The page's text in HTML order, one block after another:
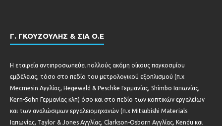
Γ. ΓΚΟΥΖΟΥΛΗΣ & ΣΙΑ Ο.Ε
Η εταιρεία αντιπροσωπεύει πολλούς ακόμη οίκους παγκοσμίου
εμβέλειας, τόσο στο πεδίο του μετρολογικού εξοπλισμού (π.χ
Mecmesin Αγγλίας, Hegewald & Peschke Γερμανίας, Shimbo Ιαπωνίας,
Kern-Sohn Γερμανίας κλπ) όσο και στο πεδίο των κοπτικών εργαλείων
και των αναλώσιμων εργαλειομηχανών (π.χ Mitsubishi Materials
Ιαπωνίας, Taylor & Jones Αγγλίας, Clarkson-Osborn Αγγλίας, Kendu και